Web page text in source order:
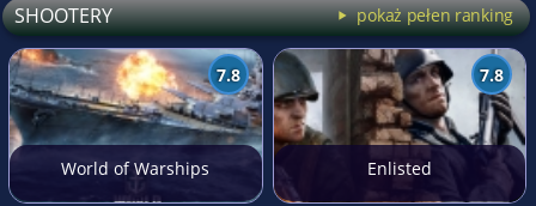
SHOOTERY pokaż pełen ranking
7.8
World of Warships
7.8
Enlisted